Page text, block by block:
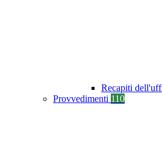
Recapiti
Provvedimenti 110